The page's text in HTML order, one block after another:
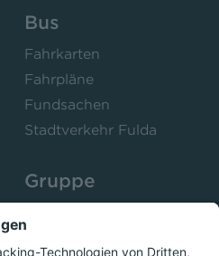
Bus
Fahrkarten
Fahrpläne
Fundsachen
Stadtverkehr Fulda
Gruppe